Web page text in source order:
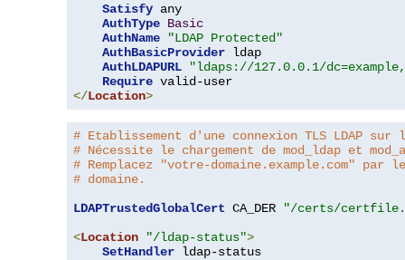
Satisfy any
AuthType Basic
AuthName
"LDAP Protected"
AuthBasicProvider ldap
AuthLDAPURL
"ldaps://127.0.0.1/
Require
</Location>
# Etablissement d'une connexion TLS LDAP
# Nécessite le chargement de mod_ldap et
# Remplacez "votre-domaine.example.com" par
# domaine.
LDAPTrustedGlobalCert CA_DER
"/certs/
<Location "/ldap-status">
SetHandler ldap-status